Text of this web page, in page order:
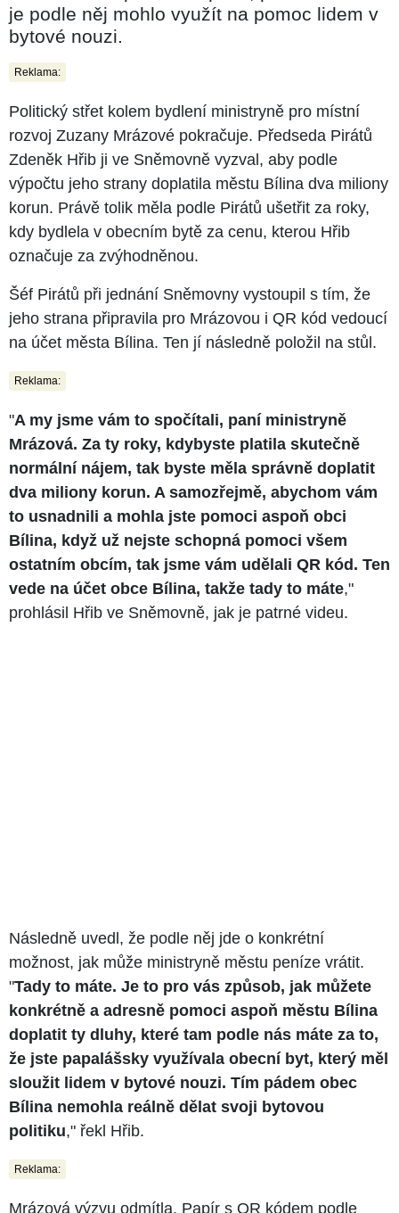
je podle něj mohlo využít na pomoc lidem v
bytové nouzi.
Reklama:
Politický střet kolem bydlení ministryně pro místní
rozvoj Zuzany Mrázové pokračuje. Předseda Pirátů
Zdeněk Hřib ji ve Sněmovně vyzval, aby podle
výpočtu jeho strany doplatila městu Bílina dva miliony
korun. Právě tolik měla podle Pirátů ušetřit za roky,
kdy bydlela v obecním bytě za cenu, kterou Hřib
označuje za zvýhodněnou.
Šéf Pirátů při jednání Sněmovny vystoupil s tím, že
jeho strana připravila pro Mrázovou i QR kód vedoucí
na účet města Bílina. Ten jí následně položil na stůl.
Reklama:
"A my jsme vám to spočítali, paní ministryně
Mrázová. Za ty roky, kdybyste platila skutečně
normální nájem, tak byste měla správně doplatit
dva miliony korun. A samozřejmě, abychom vám
to usnadnili a mohla jste pomoci aspoň obci
Bílina, když už nejste schopná pomoci všem
ostatním obcím, tak jsme vám udělali QR kód. Ten
vede na účet obce Bílina, takže tady to máte,"
prohlásil Hřib ve Sněmovně, jak je patrné videu.
Následně uvedl, že podle něj jde o konkrétní
možnost, jak může ministryně městu peníze vrátit.
"Tady to máte. Je to pro vás způsob, jak můžete
konkrétně a adresně pomoci aspoň městu Bílina
doplatit ty dluhy, které tam podle nás máte za to,
že jste papalášsky využívala obecní byt, který měl
sloužit lidem v bytové nouzi. Tím pádem obec
Bílina nemohla reálně dělat svoji bytovou
politiku," řekl Hřib.
Reklama:
Mrázová výzvu odmítla. Papír s QR kódem podle